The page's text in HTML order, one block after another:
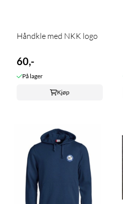
Håndkle med NKK logo
60,-
På lager
Kjøp